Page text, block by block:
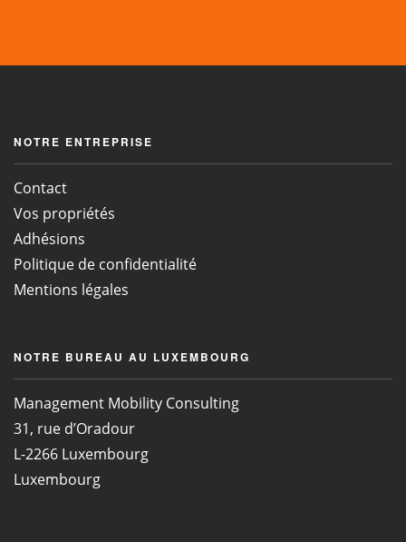
NOTRE ENTREPRISE
Contact
Vos propriétés
Adhésions
Politique de confidentialité
Mentions légales
NOTRE BUREAU AU LUXEMBOURG
Management Mobility Consulting
31, rue d’Oradour
L-2266 Luxembourg
Luxembourg